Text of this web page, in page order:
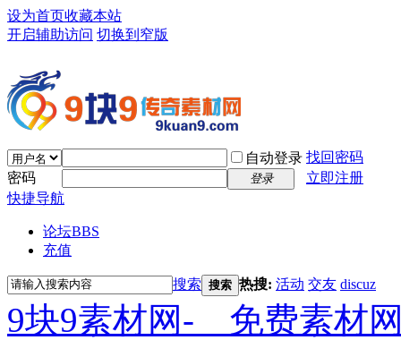
设为首页收藏本站
开启辅助访问 切换到窄版
自动登录 找回密码
密码
登录
立即注册
快捷导航
论坛BBS
充值
搜索 搜索 热搜: 活动 交友 discuz
9块9素材网-＿免费素材